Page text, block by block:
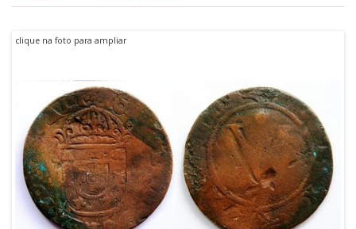
clique na foto para ampliar